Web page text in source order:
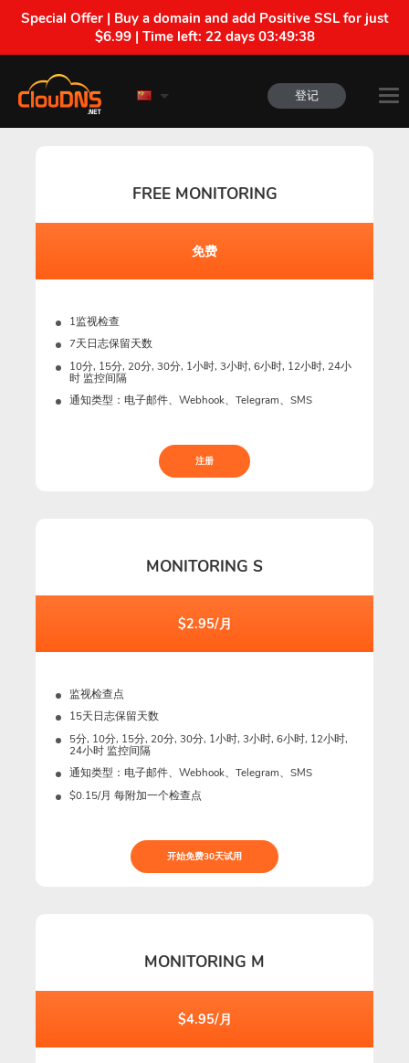
Special Offer | Buy a domain and add Positive SSL for just
$6.99 | Time left: 22 days 03:49:38
登记
FREE MONITORING
免费
1监视检查
7天日志保留天数
10分, 15分, 20分, 30分, 1小时, 3小时, 6小时, 12小时, 24小
时 监控间隔
通知类型：电子邮件、Webhook、Telegram、SMS
注册
MONITORING S
$2.95/月
监视检查点
15天日志保留天数
5分, 10分, 15分, 20分, 30分, 1小时, 3小时, 6小时, 12小时,
24小时 监控间隔
通知类型：电子邮件、Webhook、Telegram、SMS
$0.15/月 每附加一个检查点
开始免费30天试用
MONITORING M
$4.95/月